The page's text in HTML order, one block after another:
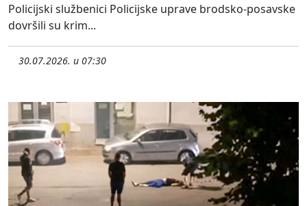
Policijski službenici Policijske uprave brodsko-posavske
dovršili su krim...
30.07.2026. u 07:30